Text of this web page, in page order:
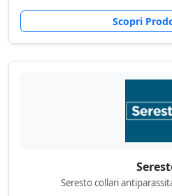
Scopri
Seresto collari